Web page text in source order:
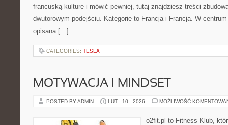
francuską kulturę i mówić pewniej, tutaj znajdziesz treści
dwutorowym podejściu. Kategorie to Francja i Francja. W
opisana […]
CATEGORIES: TESLA
MOTYWACJA I MINDSET
POSTED BY ADMIN LUT - 10 - 2026 MOŻLIWOŚĆ
o2fit.pl to Fitness Klub,